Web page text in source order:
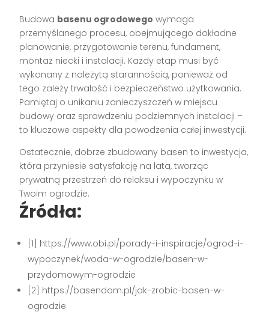
Budowa basenu ogrodowego wymaga
przemyślanego procesu, obejmującego dokładne
planowanie, przygotowanie terenu, fundament,
montaż niecki i instalacji. Każdy etap musi być
wykonany z należytą starannością, ponieważ od
tego zależy trwałość i bezpieczeństwo użytkowania.
Pamiętaj o unikaniu zanieczyszczeń w miejscu
budowy oraz sprawdzeniu podziemnych instalacji –
to kluczowe aspekty dla powodzenia całej inwestycji.
Ostatecznie, dobrze zbudowany basen to inwestycja,
która przyniesie satysfakcję na lata, tworząc
prywatną przestrzeń do relaksu i wypoczynku w
Twoim ogrodzie.
Źródła:
[1] https://www.obi.pl/porady-i-inspiracje/ogrod-i-
wypoczynek/woda-w-ogrodzie/basen-w-
przydomowym-ogrodzie
[2] https://basendom.pl/jak-zrobic-basen-w-
ogrodzie